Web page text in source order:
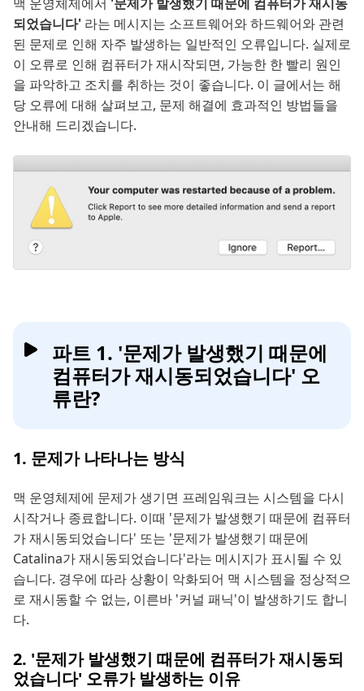
되었습니다' 라는 메시지는 소프트웨어와 하드웨어와 관련
된 문제로 인해 자주 발생하는 일반적인 오류입니다. 실제로
이 오류로 인해 컴퓨터가 재시작되면, 가능한 한 빨리 원인
을 파악하고 조치를 취하는 것이 좋습니다. 이 글에서는 해
당 오류에 대해 살펴보고, 문제 해결에 효과적인 방법들을
안내해 드리겠습니다.
파트 1. '문제가 발생했기 때문에
컴퓨터가 재시동되었습니다' 오
류란?
1. 문제가 나타나는 방식
맥 운영체제에 문제가 생기면 프레임워크는 시스템을 다시
시작거나 종료합니다. 이때 '문제가 발생했기 때문에 컴퓨터
가 재시동되었습니다' 또는 '문제가 발생했기 때문에
Catalina가 재시동되었습니다'라는 메시지가 표시될 수 있
습니다. 경우에 따라 상황이 악화되어 맥 시스템을 정상적으
로 재시동할 수 없는, 이른바 '커널 패닉'이 발생하기도 합니
다.
2. '문제가 발생했기 때문에 컴퓨터가 재시동되
었습니다' 오류가 발생하는 이유